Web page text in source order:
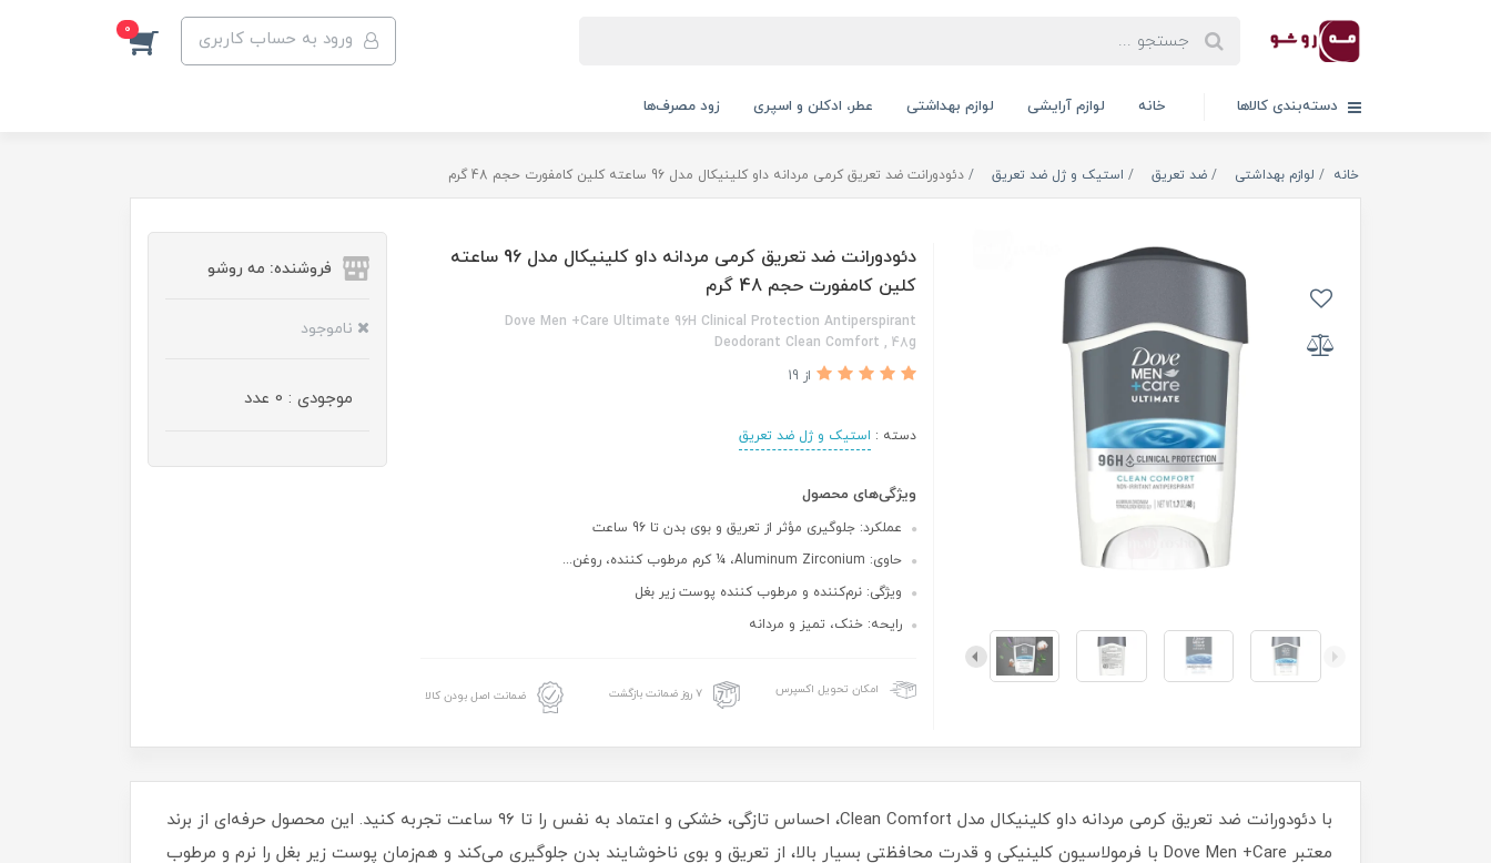
ورود به حساب کاربری 0
دسته‌بندی کالاها خانه لوازم آرایشی لوازم بهداشتی عطر، ادکلن و اسپری زود مصرف‌ها
خانه لوازم بهداشتی ضد تعریق استیک و ژل ضد تعریق دئودورانت ضد تعریق کرمی مردانه داو کلینیکال مدل 96 ساعته کلین کامفورت حجم 48 گرم
دئودورانت ضد تعریق کرمی مردانه داو کلینیکال مدل 96 ساعته
کلین کامفورت حجم 48 گرم
Dove Men +Care Ultimate 96H Clinical Protection Antiperspirant
Deodorant Clean Comfort , 48g
از 19
دسته : استیک و ژل ضد تعریق
ویژگی‌های محصول
عملکرد: جلوگیری مؤثر از تعریق و بوی بدن تا 96 ساعت
حاوی: Aluminum Zirconium، ¼ کرم مرطوب‌ کننده، روغن...
ویژگی: نرم‌کننده و مرطوب‌ کننده پوست زیر بغل
رایحه: خنک، تمیز و مردانه
امکان تحویل اکسپرس ۷ روز ضمانت بازگشت ضمانت اصل بودن کالا
فروشنده: مه رو‌شو
ناموجود
موجودی : 0 عدد
با دئودورانت ضد تعریق کرمی مردانه داو کلینیکال مدل Clean Comfort، احساس تازگی، خشکی و اعتماد به‌ نفس را تا ۹۶ ساعت تجربه کنید. این محصول حرفه‌ای از برند
معتبر Dove Men +Care با فرمولاسیون کلینیکی و قدرت محافظتی بسیار بالا، از تعریق و بوی ناخوشایند بدن جلوگیری می‌کند و هم‌زمان پوست زیر بغل را نرم و مرطوب